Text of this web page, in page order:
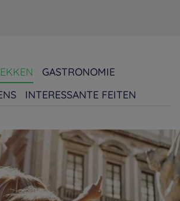
GASTRONOMIE
INTERESSANTE FEITEN